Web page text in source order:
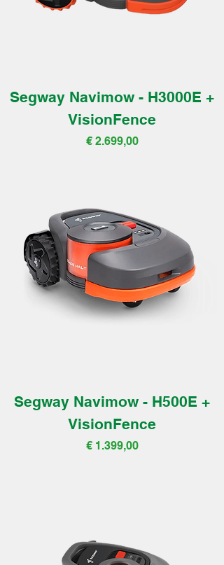
Segway Navimow - H3000E +
VisionFence
Prijs
€ 2.699,00
Segway Navimow - H500E +
VisionFence
Prijs
€ 1.399,00